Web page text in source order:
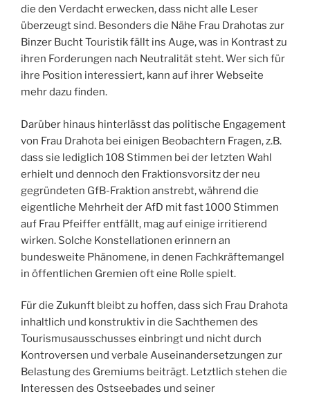
die den Verdacht erwecken, dass nicht alle Leser
überzeugt sind. Besonders die Nähe Frau Drahotas zur
Binzer Bucht Touristik fällt ins Auge, was in Kontrast zu
ihren Forderungen nach Neutralität steht. Wer sich für
ihre Position interessiert, kann auf ihrer Webseite
mehr dazu finden.
Darüber hinaus hinterlässt das politische Engagement
von Frau Drahota bei einigen Beobachtern Fragen, z.B.
dass sie lediglich 108 Stimmen bei der letzten Wahl
erhielt und dennoch den Fraktionsvorsitz der neu
gegründeten GfB-Fraktion anstrebt, während die
eigentliche Mehrheit der AfD mit fast 1000 Stimmen
auf Frau Pfeiffer entfällt, mag auf einige irritierend
wirken. Solche Konstellationen erinnern an
bundesweite Phänomene, in denen Fachkräftemangel
in öffentlichen Gremien oft eine Rolle spielt.
Für die Zukunft bleibt zu hoffen, dass sich Frau Drahota
inhaltlich und konstruktiv in die Sachthemen des
Tourismusausschusses einbringt und nicht durch
Kontroversen und verbale Auseinandersetzungen zur
Belastung des Gremiums beiträgt. Letztlich stehen die
Interessen des Ostseebades und seiner